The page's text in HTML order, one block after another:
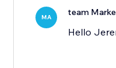
MA team
Hello